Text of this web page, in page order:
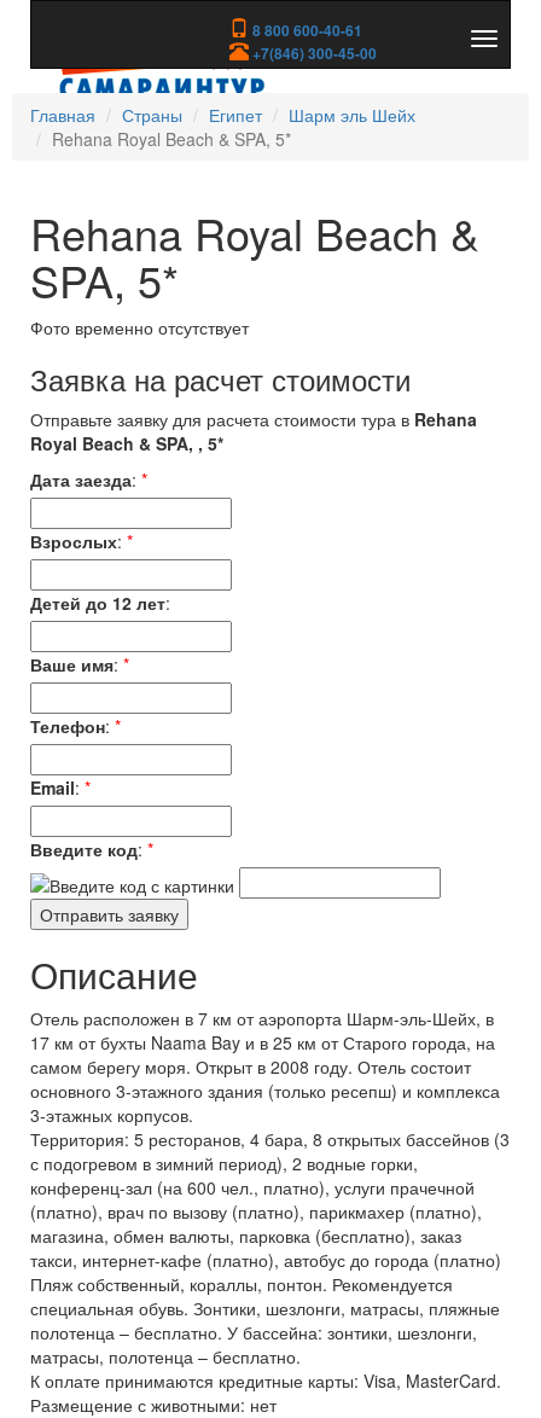
8 800 600-40-61
+7(846) 300-45-00
скрыть
Главная
Страны Египет
Шарм эль Шейх
Rehana Royal Beach & SPA, 5*
Rehana Royal Beach &
SPA, 5*
Фото временно отсутствует
Заявка на расчет стоимости
Отправьте заявку для расчета стоимости тура в Rehana
Royal Beach & SPA, , 5*
Дата заезда: *
Взрослых: *
Детей до 12 лет:
Ваше имя: *
Телефон: *
Email: *
Введите код: *
Описание
Отель расположен в 7 км от аэропорта Шарм-эль-Шейх, в
17 км от бухты Naama Bay и в 25 км от Старого города, на
самом берегу моря. Открыт в 2008 году. Отель состоит
основного 3-этажного здания (только ресепш) и комплекса
3-этажных корпусов.
Территория: 5 ресторанов, 4 бара, 8 открытых бассейнов (3
с подогревом в зимний период), 2 водные горки,
конференц-зал (на 600 чел., платно), услуги прачечной
(платно), врач по вызову (платно), парикмахер (платно),
магазина, обмен валюты, парковка (бесплатно), заказ
такси, интернет-кафе (платно), автобус до города (платно)
Пляж собственный, кораллы, понтон. Рекомендуется
специальная обувь. Зонтики, шезлонги, матрасы, пляжные
полотенца – бесплатно. У бассейна: зонтики, шезлонги,
матрасы, полотенца – бесплатно.
К оплате принимаются кредитные карты: Visa, MasterCard.
Размещение с животными: нет